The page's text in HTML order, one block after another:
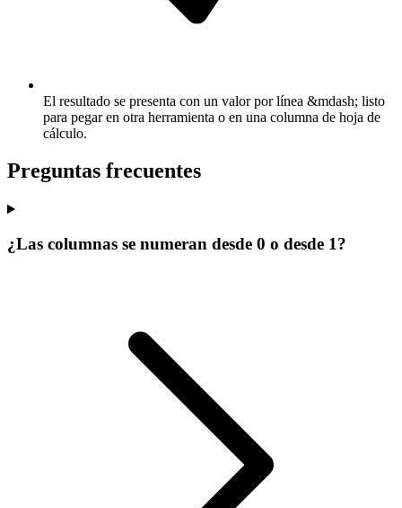
El resultado se presenta con un valor por línea &mdash; listo
para pegar en otra herramienta o en una columna de hoja de
cálculo.
Preguntas frecuentes
¿Las columnas se numeran desde 0 o desde 1?